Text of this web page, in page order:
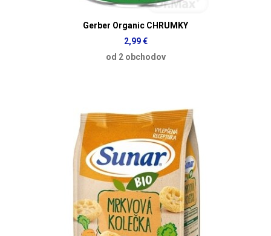
Gerber Organic CHRUMKY
2,99 €
od 2 obchodov